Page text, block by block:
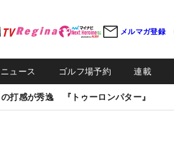
メルマガ登録
ュース ゴルフ場予約 連載
打感が秀逸 『トゥーロンパター』